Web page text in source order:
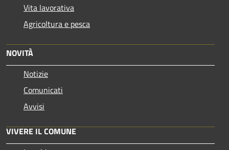
Vita lavorativa
Agricoltura e pesca
NOVITÀ
Notizie
Comunicati
Avvisi
VIVERE IL COMUNE